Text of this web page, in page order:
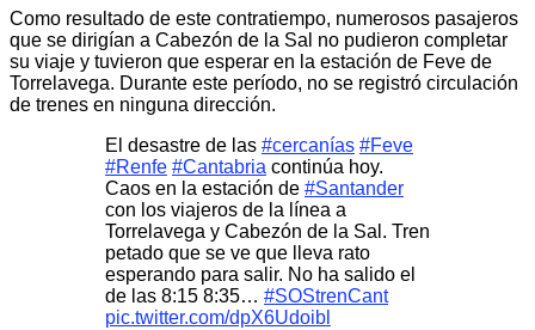
Como resultado de este contratiempo, numerosos pasajeros
que se dirigían a Cabezón de la Sal no pudieron completar
su viaje y tuvieron que esperar en la estación de Feve de
Torrelavega. Durante este período, no se registró circulación
de trenes en ninguna dirección.
El desastre de las #cercanías #Feve
#Renfe #Cantabria continúa hoy.
Caos en la estación de #Santander
con los viajeros de la línea a
Torrelavega y Cabezón de la Sal. Tren
petado que se ve que lleva rato
esperando para salir. No ha salido el
de las 8:15 8:35… #SOStrenCant
pic.twitter.com/dpX6Udoibl